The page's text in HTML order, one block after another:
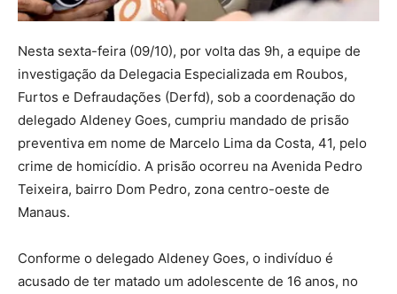
Nesta sexta-feira (09/10), por volta das 9h, a equipe de
investigação da Delegacia Especializada em Roubos,
Furtos e Defraudações (Derfd), sob a coordenação do
delegado Aldeney Goes, cumpriu mandado de prisão
preventiva em nome de Marcelo Lima da Costa, 41, pelo
crime de homicídio. A prisão ocorreu na Avenida Pedro
Teixeira, bairro Dom Pedro, zona centro-oeste de
Manaus.
Conforme o delegado Aldeney Goes, o indivíduo é
acusado de ter matado um adolescente de 16 anos, no